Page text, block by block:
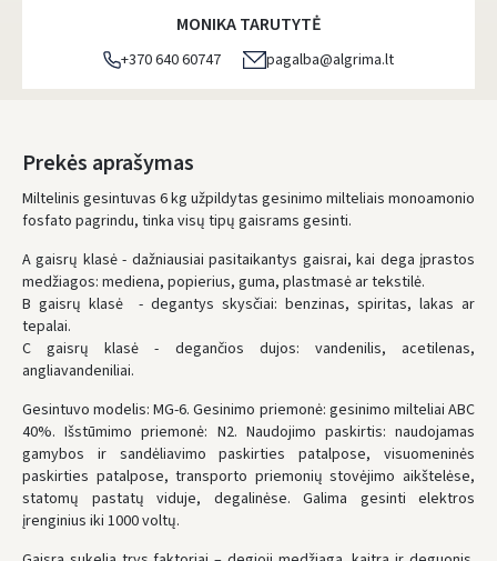
DPD kurjeris - 5.00 €
DPD paštomatai- 4.00 €
LP Express paštomatai
LP Express kurjeris- 4.00 €
UŽSAKYMUS NUO
80 € PRISTATOME NEMOKAMAI!
IKI NEMOKAMO PRISTATYMO TRŪKSTA:80 €
* Pristatymo terminai yra preliminarūs ir gali priklausyti nuo kurjerių
MONIKA TARUTYTĖ
+370 640 60747 pagalba@algrima.lt
Prekės aprašymas
Miltelinis gesintuvas 6 kg užpildytas gesinimo milteliais monoamonio
fosfato pagrindu, tinka visų tipų gaisrams gesinti.
A gaisrų klasė - dažniausiai pasitaikantys gaisrai, kai dega įprastos
medžiagos: mediena, popierius, guma, plastmasė ar tekstilė.
B gaisrų klasė - degantys skysčiai: benzinas, spiritas, lakas ar
tepalai.
C gaisrų klasė - degančios dujos: vandenilis, acetilenas,
angliavandeniliai.
Gesintuvo modelis: MG-6. Gesinimo priemonė: gesinimo milteliai ABC
40%. Išstūmimo priemonė: N2. Naudojimo paskirtis: naudojamas
gamybos ir sandėliavimo paskirties patalpose, visuomeninės
paskirties patalpose, transporto priemonių stovėjimo aikštelėse,
statomų pastatų viduje, degalinėse. Galima gesinti elektros
įrenginius iki 1000 voltų.